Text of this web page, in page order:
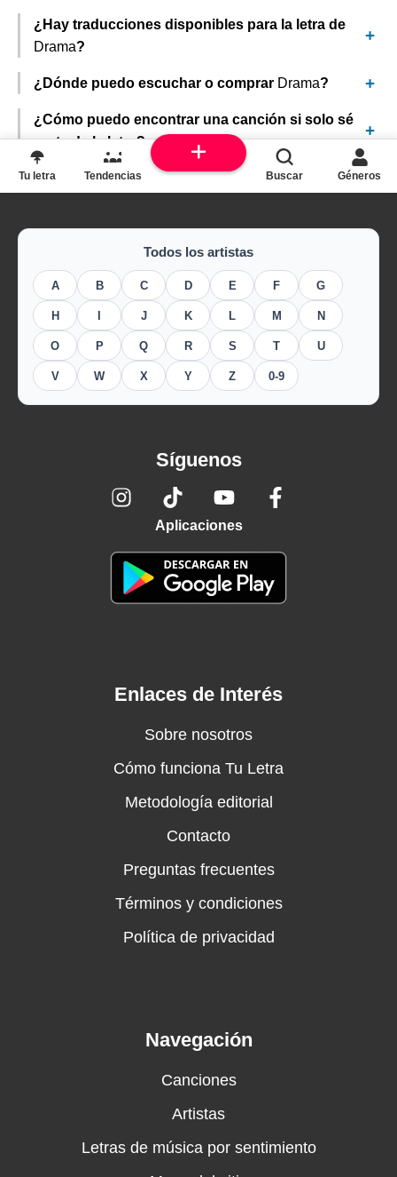
¿Hay traducciones disponibles para la letra de
Drama?
¿Dónde puedo escuchar o comprar Drama?
¿Cómo puedo encontrar una canción si solo sé
parte de la letra?
Todos los artistas
A B C D E F G
H J K L M N
O P Q R S T U
V W X Y Z 0-9
Síguenos
Aplicaciones
Enlaces de Interés
Sobre nosotros
Cómo funciona Tu Letra
Metodología editorial
Contacto
Preguntas frecuentes
Términos y condiciones
Política de privacidad
Navegación
Canciones
Artistas
Letras de música por sentimiento
Tu letra Tendencias Buscar Géneros